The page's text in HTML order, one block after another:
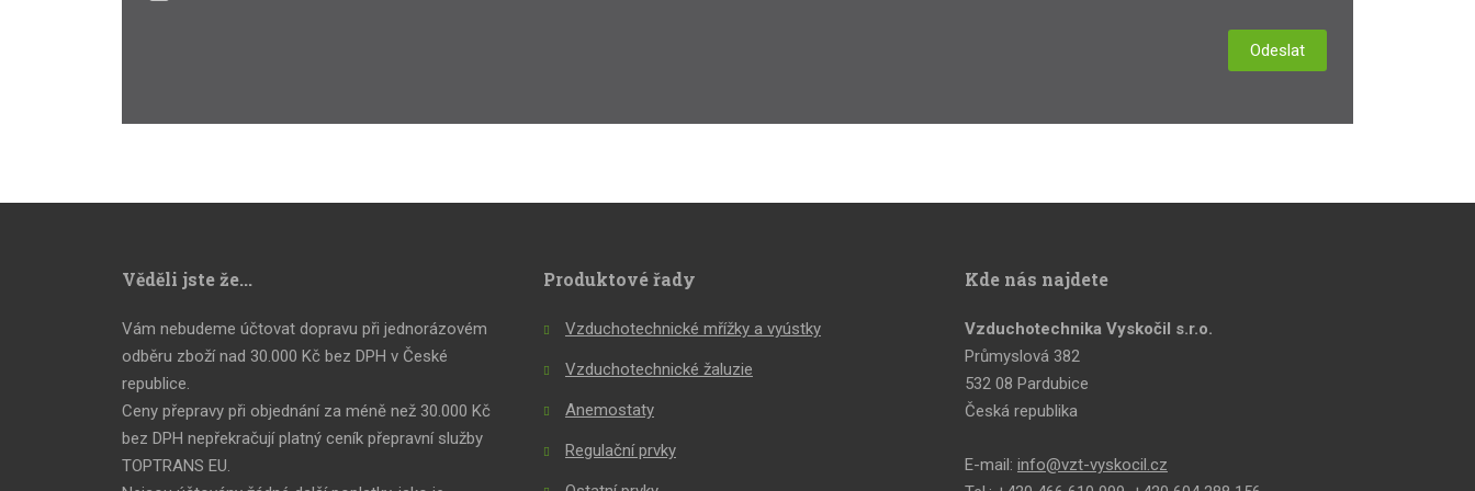
Odeslat
se
Věděli jste že...
Vám nebudeme účtovat dopravu při jednorázovém
odběru zboží nad 30.000 Kč bez DPH v České
republice.
Ceny přepravy při objednání za méně než 30.000 Kč
bez DPH nepřekračují platný ceník přepravní služby
TOPTRANS EU.
Produktové řady
Vzduchotechnické mřížky a vyústky
Vzduchotechnické žaluzie
Anemostaty
Regulační prvky
Kde nás najdete
Vzduchotechnika Vyskočil s.r.o.
Průmyslová 382
532 08 Pardubice
Česká republika
E-mail: info@vzt-vyskocil.cz